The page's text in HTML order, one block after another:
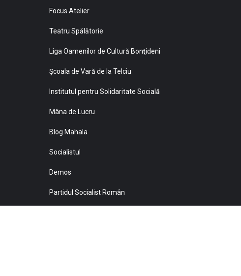
Focus Atelier
Teatru Spălătorie
Liga Oamenilor de Cultură Bonţideni
Şcoala de Vară de la Telciu
Institutul pentru Solidaritate Socială
Mâna de Lucru
Blog Mahala
Socialistul
Demos
Partidul Socialist Român